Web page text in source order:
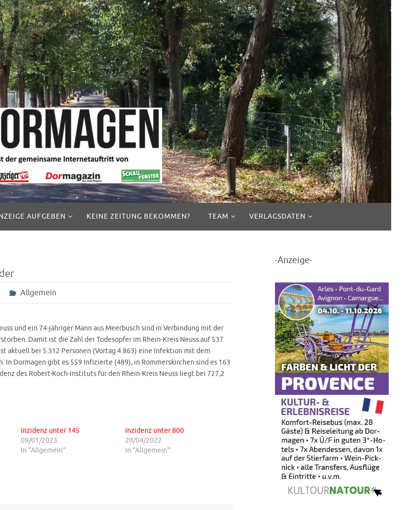
AUFGEBEN KEINE ZEITUNG BEKOMMEN? TEAM VERLAGSDATEN
Allgemein
und ein 74-jähriger Mann aus Meerbusch sind in Verbindung mit der
Damit ist die Zahl der Todesopfer im Rhein-Kreis Neuss auf 537
aktuell bei 5.312 Personen (Vortag 4.863) eine Infektion mit dem
In Dormagen gibt es 559 Infizierte (489), in Rommerskirchen sind es 163
des Robert-Koch-Instituts für den Rhein-Kreis Neuss liegt bei 727,2
Inzidenz unter 145
09/01/2023
In "Allgemein"
Inzidenz unter 800
20/04/2022
In "Allgemein"
-Anzeige-